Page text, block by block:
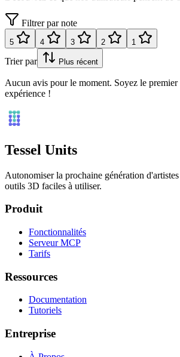
Filtrer par note
5 4 3 2 1
Trier par Plus récent
Aucun avis pour le moment. Soyez le premier
expérience !
Tessel Units
Autonomiser la prochaine génération
outils 3D faciles à utiliser.
Produit
Fonctionnalités
Serveur MCP
Tarifs
Ressources
Documentation
Tutoriels
Entreprise